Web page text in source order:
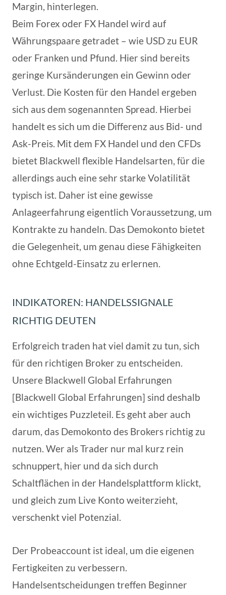
Margin, hinterlegen.
Beim Forex oder FX Handel wird auf
Währungspaare getradet – wie USD zu EUR
oder Franken und Pfund. Hier sind bereits
geringe Kursänderungen ein Gewinn oder
Verlust. Die Kosten für den Handel ergeben
sich aus dem sogenannten Spread. Hierbei
handelt es sich um die Differenz aus Bid- und
Ask-Preis. Mit dem FX Handel und den CFDs
bietet Blackwell flexible Handelsarten, für die
allerdings auch eine sehr starke Volatilität
typisch ist. Daher ist eine gewisse
Anlageerfahrung eigentlich Voraussetzung, um
Kontrakte zu handeln. Das Demokonto bietet
die Gelegenheit, um genau diese Fähigkeiten
ohne Echtgeld-Einsatz zu erlernen.
INDIKATOREN: HANDELSSIGNALE
RICHTIG DEUTEN
Erfolgreich traden hat viel damit zu tun, sich
für den richtigen Broker zu entscheiden.
Unsere Blackwell Global Erfahrungen
[Blackwell Global Erfahrungen] sind deshalb
ein wichtiges Puzzleteil. Es geht aber auch
darum, das Demokonto des Brokers richtig zu
nutzen. Wer als Trader nur mal kurz rein
schnuppert, hier und da sich durch
Schaltflächen in der Handelsplattform klickt,
und gleich zum Live Konto weiterzieht,
verschenkt viel Potenzial.
Der Probeaccount ist ideal, um die eigenen
Fertigkeiten zu verbessern.
Handelsentscheidungen treffen Beginner